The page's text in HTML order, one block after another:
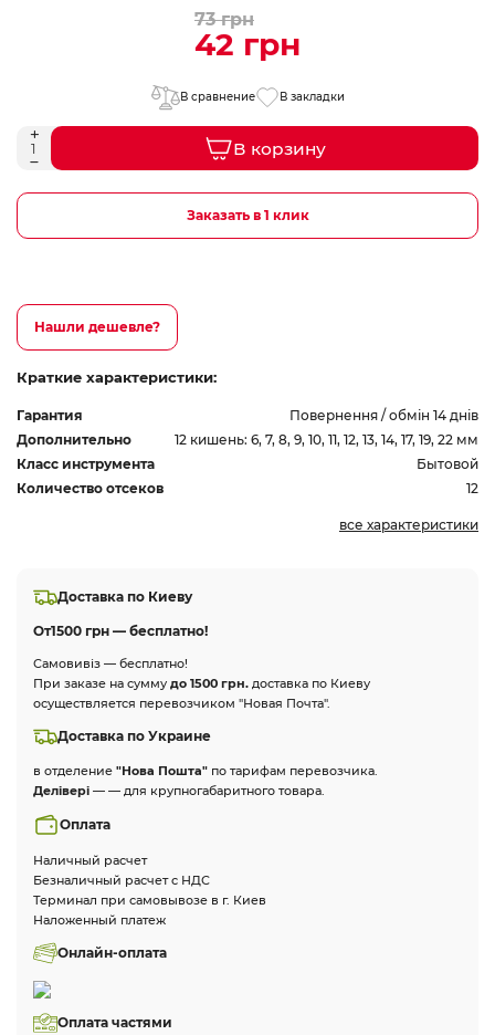
73 грн
42 грн
В сравнение В закладки
В корзину
Заказать в 1 клик
Нашли дешевле?
Краткие характеристики:
Гарантия
Повернення / обмін 14 днів
Дополнительно
12 кишень: 6, 7, 8, 9, 10, 11, 12, 13, 14, 17, 19, 22 мм
Класс инструмента
Бытовой
Количество отсеков
12
все характеристики
Доставка по Киеву
От1500 грн — бесплатно!
Самовивіз — бесплатно!
При заказе на сумму до 1500 грн. доставка по Киеву
осуществляется перевозчиком "Новая Почта".
Доставка по Украине
в отделение "Нова Пошта" по тарифам перевозчика.
Делівері — — для крупногабаритного товара.
Оплата
Наличный расчет
Безналичный расчет с НДС
Терминал при самовывозе в г. Киев
Наложенный платеж
Онлайн-оплата
Оплата частями